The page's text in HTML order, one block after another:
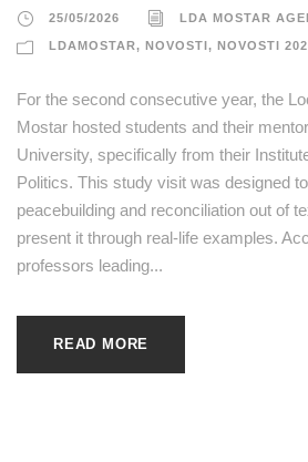
25/05/2026 LDA MOSTAR
LDAMOSTAR, NOVOSTI, NOVOSTI
For the second consecutive year, the
Mostar hosted students and their
University, specifically from their
Politics. This study visit was designed
peacebuilding and reconciliation out of
present it through real-life examples.
professors leading...
READ MORE